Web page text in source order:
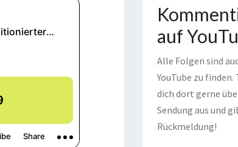
auf
Alle Folgen sind
YouTube zu finden.
dich dort gerne
Sendung aus und
Rückmeldung!